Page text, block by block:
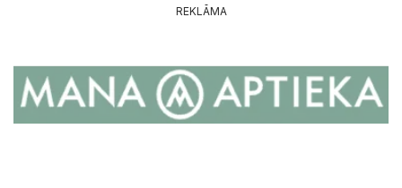
REKLĀMA